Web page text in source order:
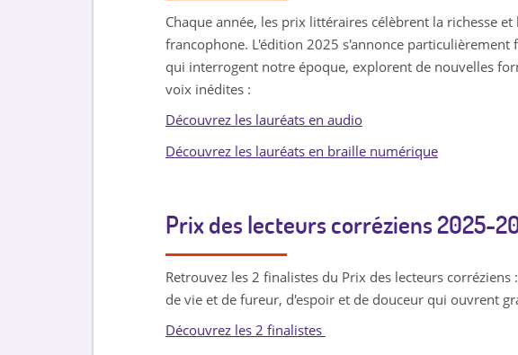
Chaque année, les prix littéraires célèbrent la richesse
francophone. L'édition 2025 s'annonce
qui interrogent notre époque, explorent de nouvelles
voix inédites :
Découvrez les lauréats en audio
Découvrez les lauréats en braille numérique
Prix des lecteurs corréziens 2025-
Retrouvez les 2 finalistes du Prix des lecteurs
de vie et de fureur, d'espoir et de douceur qui ouvrent
Découvrez les 2 finalistes